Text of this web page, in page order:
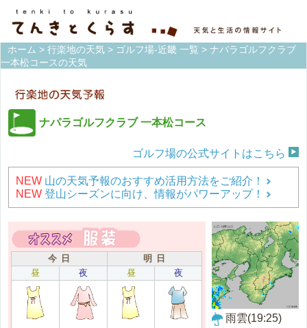
ホーム > 行楽地の天気 > ゴルフ場-近畿 一覧 > ナパラゴルフクラブ
一本松コースの天気
ナパラゴルフクラブ 一本松コース
ゴルフ場の公式サイトはこちら
NEW 山の天気予報のおすすめ活用方法をご紹介！
NEW 登山シーズンに向け、情報がパワーアップ！
今 日
明 日
昼
夜 昼 夜
雨雲(19:25)